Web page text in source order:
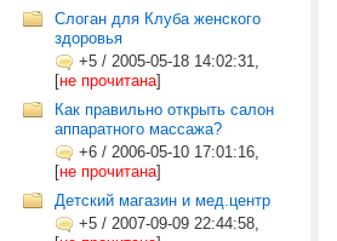
Слоган для Клуба женского
здоровья
+5 / 2005-05-18 14:02:31,
[не прочитана]
Как правильно открыть салон
аппаратного массажа?
+6 / 2006-05-10 17:01:16,
[не прочитана]
Детский магазин и мед.центр
+5 / 2007-09-09 22:44:58,